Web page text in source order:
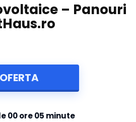
– Panouri
00 ore05 minute